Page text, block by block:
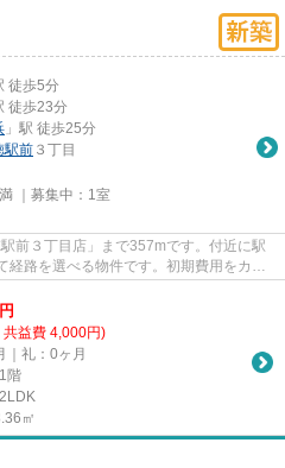
徒歩5分
徒歩23分
」駅 徒歩25分
駅前 ３丁目
｜募集中： 1室
前３丁目店」まで357mです。付近に駅
経路を選べる物件です。初期費用をカー
円
共益費 4,000円)
｜礼：0ヶ月
階
㎡